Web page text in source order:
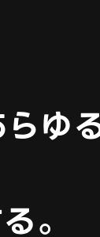
ゆ
。